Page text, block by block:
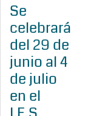
Se
celebrará
del 29 de
junio al 4
de julio
en el